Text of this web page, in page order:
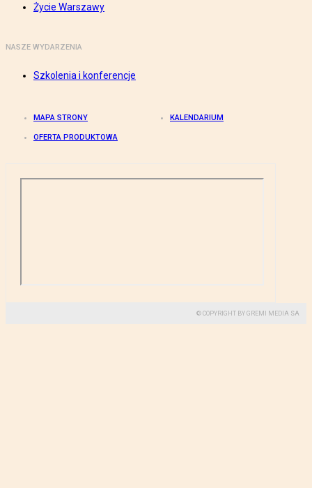
Życie Warszawy
NASZE WYDARZENIA
Szkolenia i konferencje
MAPA STRONY KALENDARIUM
OFERTA PRODUKTOWA
© COPYRIGHT BY GREMI MEDIA SA